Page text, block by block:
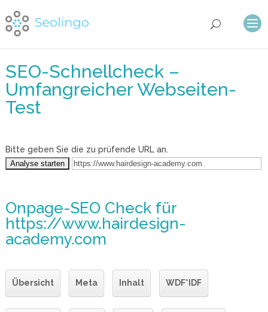
SEO-Schnellcheck –
Umfangreicher Webseiten-
Test
Bitte geben Sie die zu prüfende URL an.
Onpage-SEO Checkfür
https://www.hairdesign-
academy.com
Übersicht Meta Inhalt WDF*IDF